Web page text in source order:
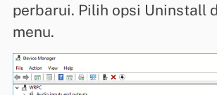
perbarui. Pilih opsi Uninstall
menu.